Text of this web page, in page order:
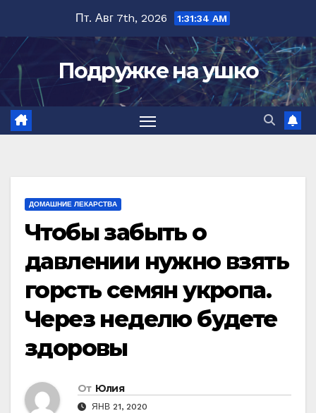
содержимому
Пт. Авг 7th, 2026 1:31:35 AM
Подружке на ушко
ДОМАШНИЕ ЛЕКАРСТВА
Чтобы забыть о
давлении нужно взять
горсть семян укропа.
Через неделю будете
здоровы
От Юлия
ЯНВ 21, 2020